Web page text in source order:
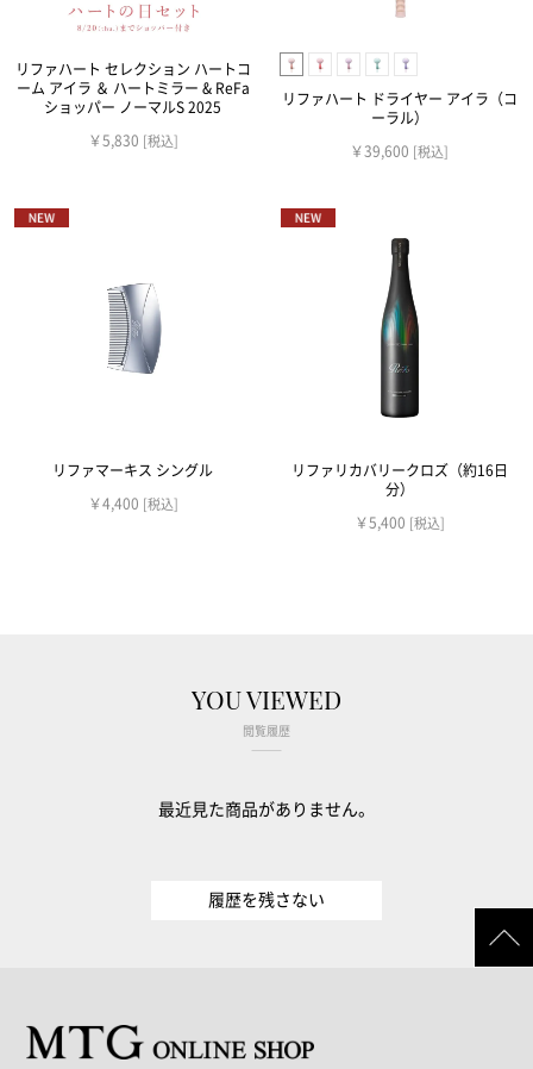
リファハート セレクション ハートコ
ーム アイラ ＆ ハートミラー & ReFa
ショッパー ノーマルS 2025
￥5,830 [税込]
リファハート ドライヤー アイラ（コ
ーラル）
￥39,600 [税込]
リファマーキス シングル
￥4,400 [税込]
リファリカバリークロズ（約16日
分）
￥5,400 [税込]
YOU VIEWED
閲覧履歴
最近見た商品がありません。
履歴を残さない